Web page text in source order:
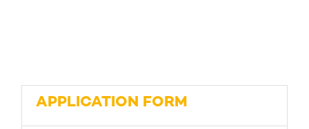
APPLICATION FORM